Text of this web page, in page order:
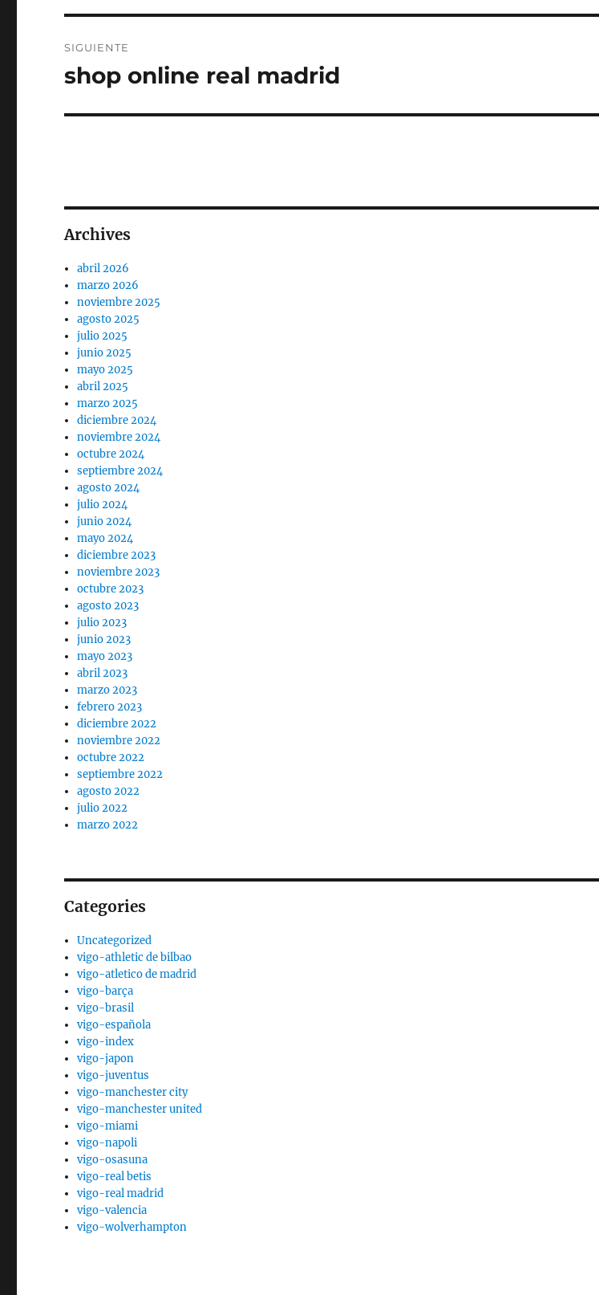
SIGUIENTE
Entrada
shop online real madrid
Archives
abril 2026
marzo 2026
noviembre 2025
agosto 2025
julio 2025
junio 2025
mayo 2025
abril 2025
marzo 2025
diciembre 2024
noviembre 2024
octubre 2024
septiembre 2024
agosto 2024
julio 2024
junio 2024
mayo 2024
diciembre 2023
noviembre 2023
octubre 2023
agosto 2023
julio 2023
junio 2023
mayo 2023
abril 2023
marzo 2023
febrero 2023
diciembre 2022
noviembre 2022
octubre 2022
septiembre 2022
agosto 2022
julio 2022
marzo 2022
Categories
Uncategorized
vigo-athletic de bilbao
vigo-atletico de madrid
vigo-barça
vigo-brasil
vigo-española
vigo-index
vigo-japon
vigo-juventus
vigo-manchester city
vigo-manchester united
vigo-miami
vigo-napoli
vigo-osasuna
vigo-real betis
vigo-real madrid
vigo-valencia
vigo-wolverhampton